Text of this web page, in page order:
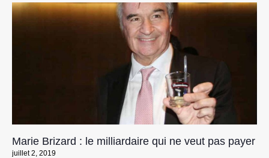
Marie Brizard : le milliardaire qui ne veut pas payer
juillet 2, 2019